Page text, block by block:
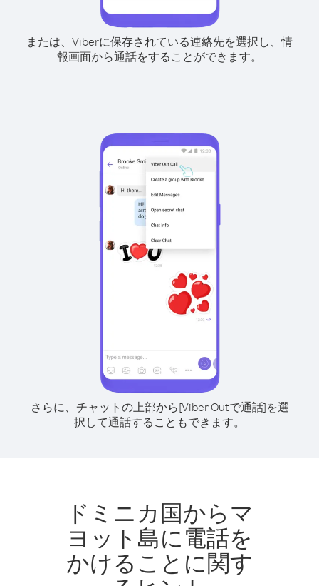
または、Viberに保存されている連絡先を選択し、情
報画面から通話をすることができます。
さらに、チャットの上部から[Viber Outで通話]を選
択して通話することもできます。
ドミニカ国からマ
ヨット島に電話を
かけることに関す